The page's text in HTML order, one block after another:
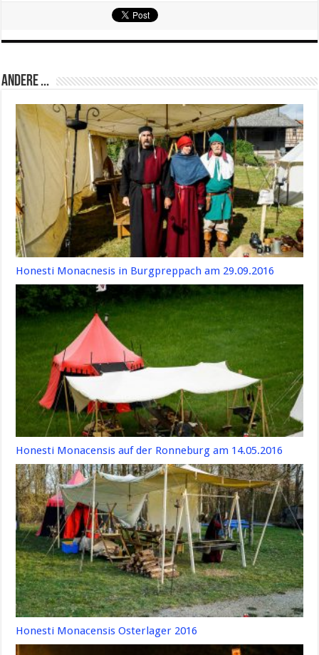
Andere ...
Honesti Monacnesis in Burgpreppach am 29.09.2016
Honesti Monacensis auf der Ronneburg am 14.05.2016
Honesti Monacensis Osterlager 2016